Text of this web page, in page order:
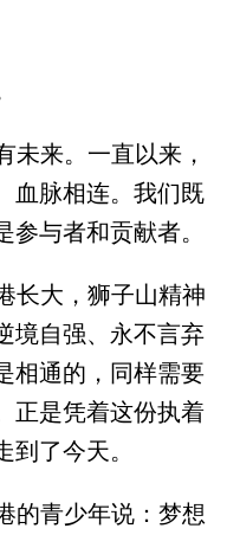
未来。一直以来，
血脉相连。我们既
与者和贡献者。
长大，狮子山精神
境自强、永不言弃
相通的，同样需要
正是凭着这份执着
了今天。
的青少年说：梦想